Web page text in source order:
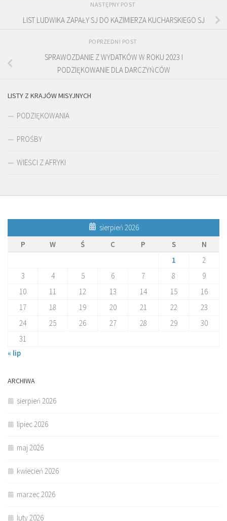
NASTĘPNY POST
LIST LUDWIKA ZAPAŁY SJ DO KAZIMIERZA KUCHARSKIEGO SJ
POPRZEDNI POST
SPRAWOZDANIE Z WYDATKÓW W ROKU 2023 I
PODZIĘKOWANIE DLA DARCZYŃCÓW
LISTY Z KRAJÓW MISYJNYCH
PODZIĘKOWANIA
PROŚBY
WIEŚCI Z AFRYKI
sierpień 2026
P
W Ś C P S
N
1
2
3
4 5 6 7 8
9
10
11 12 13 14 15
16
17
18 19 20 21 22
23
24
25 26 27 28 29
30
31
« lip
ARCHIWA
sierpień 2026
lipiec 2026
maj 2026
kwiecień 2026
marzec 2026
luty 2026